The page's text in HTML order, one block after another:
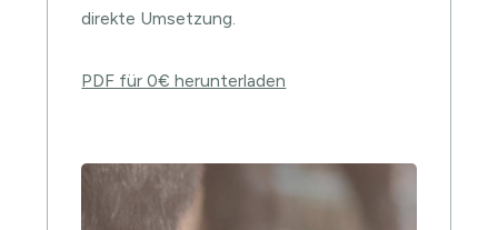
direkte Umsetzung.
PDF für 0€ herunterladen